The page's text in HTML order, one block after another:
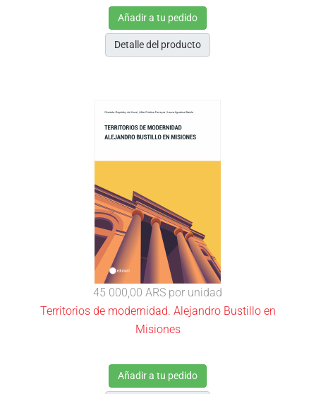
Añadir a tu pedido
Detalle del producto
45 000,00 ARS por unidad
Territorios de modernidad. Alejandro Bustillo en
Misiones
Añadir a tu pedido